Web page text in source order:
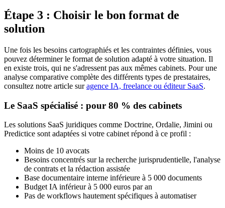
Étape 3 : Choisir le bon format de
solution
Une fois les besoins cartographiés et les contraintes définies, vous
pouvez déterminer le format de solution adapté à votre situation. Il
en existe trois, qui ne s'adressent pas aux mêmes cabinets. Pour une
analyse comparative complète des différents types de prestataires,
consultez notre article suragence IA, freelance ou éditeur SaaS.
Le SaaS spécialisé : pour 80 % des cabinets
Les solutions SaaS juridiques comme Doctrine, Ordalie, Jimini ou
Predictice sont adaptées si votre cabinet répond à ce profil :
Moins de 10 avocats
Besoins concentrés sur la recherche jurisprudentielle, l'analyse
de contrats et la rédaction assistée
Base documentaire interne inférieure à 5 000 documents
Budget IA inférieur à 5 000 euros par an
Pas de workflows hautement spécifiques à automatiser